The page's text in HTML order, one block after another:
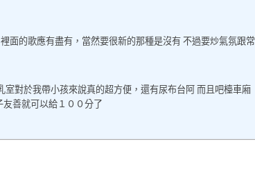
面的歌應有盡有，當然要很新的那種是沒有 不過要炒氣氛跟常
室對於我帶小孩來說真的超方便，還有尿布台阿 而且吧檯車廂
善就可以給１００分了